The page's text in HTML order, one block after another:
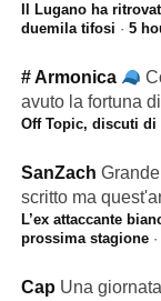
Il Lugano ha
duemila tifosi · 5
# Armonica
avuto la fortuna
Off Topic, discuti di
SanZach
scritto ma
L’ex attaccante
prossima stagione·
Cap Una